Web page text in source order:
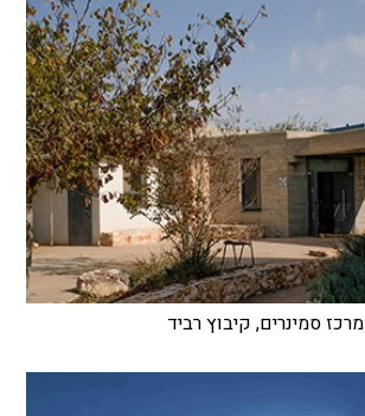
מרכז סמינרים, קיבוץ רביד